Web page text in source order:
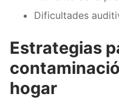
Dificultades
Estrategias
hogar